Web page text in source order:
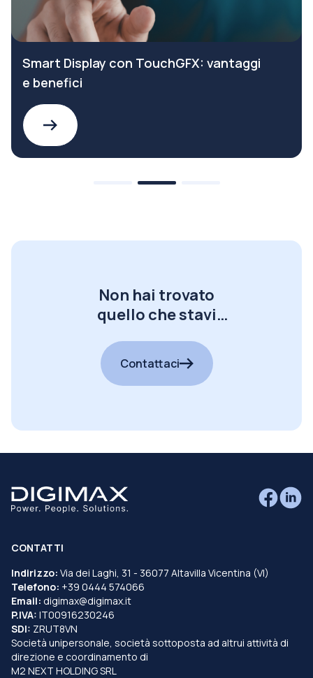
Smart Display con TouchGFX: vantaggi
e benefici
Non hai trovato
quello che stavi
Contattaci
CONTATTI
Indirizzo: Via dei Laghi, 31 - 36077 Altavilla Vicentina (VI)
Telefono: +39 0444 574066
Email: digimax@digimax.it
P.IVA: IT00916230246
SDI: ZRUT8VN
Società unipersonale, società sottoposta ad altrui attività di
direzione e coordinamento di
M2 NEXT HOLDING SRL